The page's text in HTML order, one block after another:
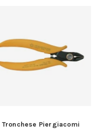
Tronchese Piergiacomi